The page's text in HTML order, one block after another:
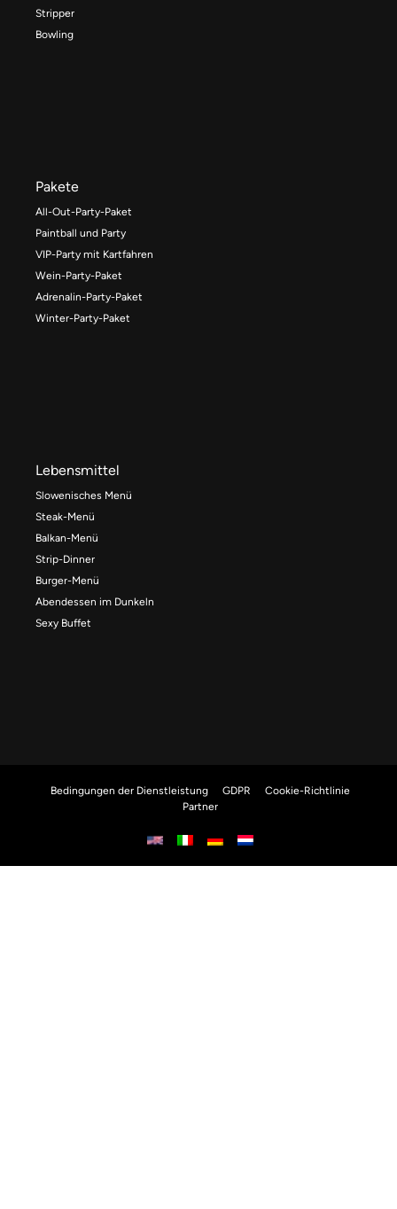
Stripper
Bowling
Pakete
All-Out-Party-Paket
Paintball und Party
VIP-Party mit Kartfahren
Wein-Party-Paket
Adrenalin-Party-Paket
Winter-Party-Paket
Lebensmittel
Slowenisches Menü
Steak-Menü
Balkan-Menü
Strip-Dinner
Burger-Menü
Abendessen im Dunkeln
Sexy Buffet
Bedingungen der Dienstleistung GDPR
Cookie-Richtlinie
Partner